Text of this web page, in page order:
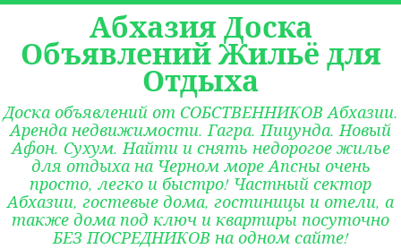
Абхазия Доска
Объявлений Жильё для
Отдыха
Доска объявлений от СОБСТВЕННИКОВ Абхазии.
Аренда недвижимости. Гагра. Пицунда. Новый
Афон. Сухум. Найти и снять недорогое жилье
для отдыха на Черном море Апсны очень
просто, легко и быстро! Частный сектор
Абхазии, гостевые дома, гостиницы и отели, а
также дома под ключ и квартиры посуточно
БЕЗ ПОСРЕДНИКОВ на одном сайте!